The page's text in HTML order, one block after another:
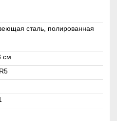
сталь, полированная
см